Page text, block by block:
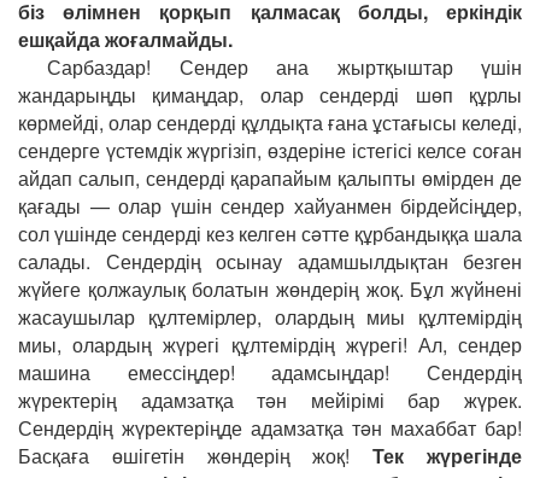
біз өлімнен қорқып қалмасақ болды, еркіндік
ешқайда жоғалмайды.
Сарбаздар! Сендер ана жыртқыштар үшін
жандарыңды қимаңдар, олар сендерді шөп құрлы
көрмейді, олар сендерді құлдықта ғана ұстағысы келеді,
сендерге үстемдік жүргізіп, өздеріне істегісі келсе соған
айдап салып, сендерді қарапайым қалыпты өмірден де
қағады — олар үшін сендер хайуанмен бірдейсіңдер,
сол үшінде сендерді кез келген сəтте құрбандыққа шала
салады. Сендердің осынау адамшылдықтан безген
жүйеге қолжаулық болатын жөндерің жоқ. Бұл жүйнені
жасаушылар құлтемірлер, олардың миы құлтемірдің
миы, олардың жүрегі құлтемірдің жүрегі! Ал, сендер
машина емессіңдер! адамсыңдар! Сендердің
жүректерің адамзатқа тəн мейірімі бар жүрек.
Сендердің жүректеріңде адамзатқа тəн махаббат бар!
Басқаға өшігетін жөндерің жоқ!Тек жүрегінде